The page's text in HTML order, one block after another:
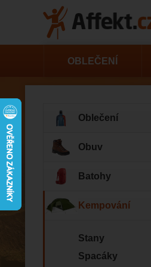
OBLEČENÍ
Oblečení
Obuv
Batohy
Kempování
Stany
Spacáky